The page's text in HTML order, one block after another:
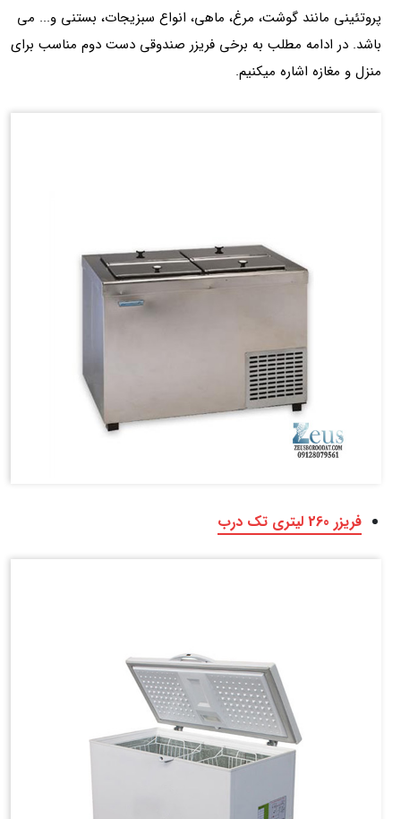
پروتئینی مانند گوشت، مرغ، ماهی، انواع سبزیجات، بستنی و... می
باشد. در ادامه مطلب به برخی فریزر صندوقی دست دوم مناسب برای
منزل و مغازه اشاره میکنیم.
فریزر 260 لیتری تک درب